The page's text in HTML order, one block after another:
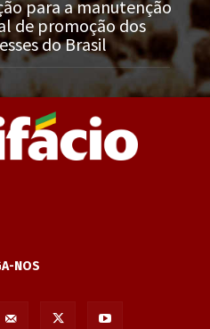
para a manutenção
de promoção dos
do Brasil
NOS